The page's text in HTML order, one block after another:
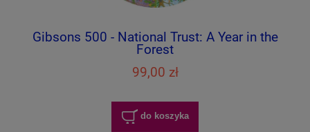
Gibsons 500 - National Trust: A Year in the
Forest
99,00 zł
do koszyka